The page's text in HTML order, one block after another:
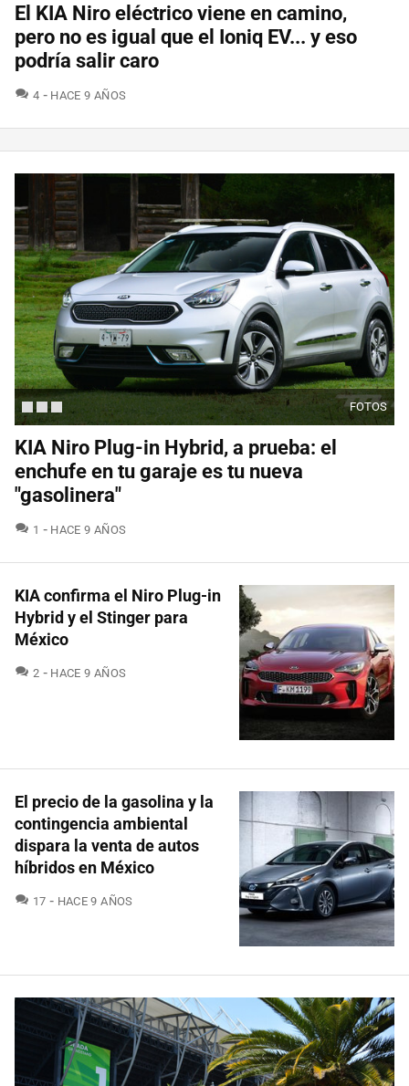
El KIA Niro eléctrico viene en camino,
pero no es igual que el Ioniq EV... y eso
podría salir caro
4 COMENTARIOS
HACE 9 AÑOS
FOTOS
KIA Niro Plug-in Hybrid, a prueba: el
enchufe en tu garaje es tu nueva
"gasolinera"
1 COMENTARIOS
HACE 9 AÑOS
KIA confirma el Niro Plug-in
Hybrid y el Stinger para
México
2 COMENTARIOS
HACE 9 AÑOS
El precio de la gasolina y la
contingencia ambiental
dispara la venta de autos
híbridos en México
17 COMENTARIOS
HACE 9 AÑOS